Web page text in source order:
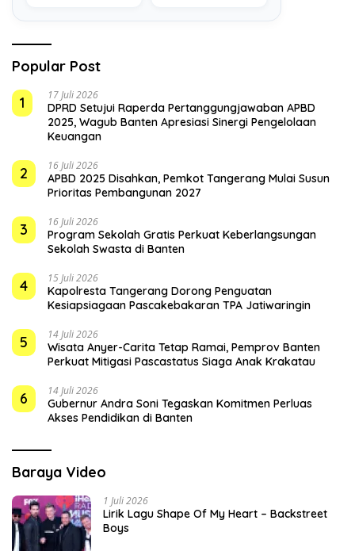
Popular Post
1
17 Juli 2026
DPRD Setujui Raperda Pertanggungjawaban APBD
2025, Wagub Banten Apresiasi Sinergi Pengelolaan
Keuangan
2 16 Juli 2026
APBD 2025 Disahkan, Pemkot Tangerang Mulai Susun
Prioritas Pembangunan 2027
3 16 Juli 2026
Program Sekolah Gratis Perkuat Keberlangsungan
Sekolah Swasta di Banten
4 15 Juli 2026
Kapolresta Tangerang Dorong Penguatan
Kesiapsiagaan Pascakebakaran TPA Jatiwaringin
5 14 Juli 2026
Wisata Anyer-Carita Tetap Ramai, Pemprov Banten
Perkuat Mitigasi Pascastatus Siaga Anak Krakatau
6 14 Juli 2026
Gubernur Andra Soni Tegaskan Komitmen Perluas
Akses Pendidikan di Banten
Baraya Video
1 Juli 2026
Lirik Lagu Shape Of My Heart – Backstreet
Boys